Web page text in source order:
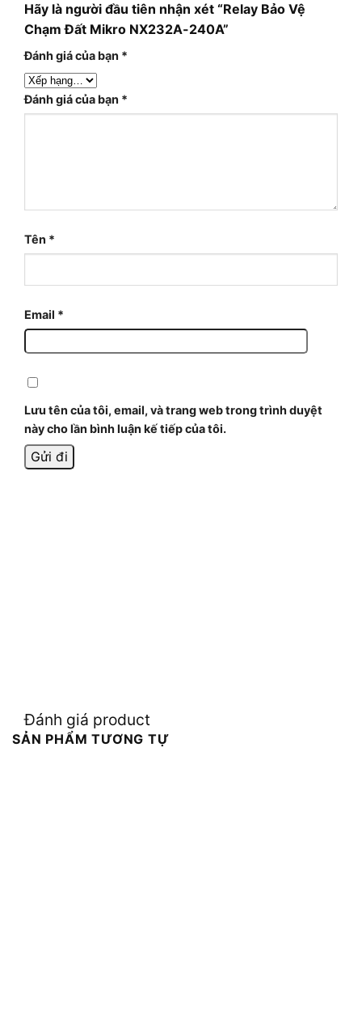
Hãy là người đầu tiên nhận xét “Relay Bảo Vệ
Chạm Đất Mikro NX232A-240A”
Đánh giá của bạn *
Đánh giá của bạn *
Tên *
Email *
Lưu tên của tôi, email, và trang web trong trình duyệt
này cho lần bình luận kế tiếp của tôi.
Đánh giá product
SẢN PHẨM TƯƠNG TỰ